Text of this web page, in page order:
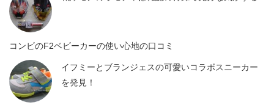
コンビのF2ベビーカーの使い心地の口コミ
イフミーとブランジェスの可愛いコラボスニーカー
を発見！